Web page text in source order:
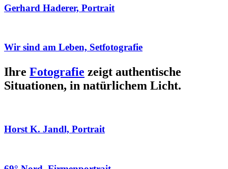
Gerhard Haderer, Portrait
Wir sind am Leben, Setfotografie
Ihre Fotografie zeigt authentische
Situationen, in natürlichem Licht.
Horst K. Jandl, Portrait